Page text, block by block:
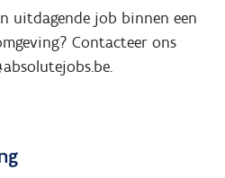
uitdagende job binnen een
Contacteer ons